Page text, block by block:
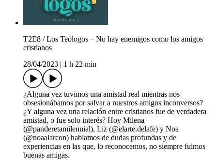
T2E8 / Los Teólogos – No hay enemigos como los amigos
cristianos
28/04/2023
1 h 22 min
¿Alguna vez tuvimos una amistad real mientras nos
obsesionábamos por salvar a nuestros amigos inconversos?
¿Y alguna vez una relación entre cristianos fue de verdadera
amistad, o fue solo interés? Hoy Milena
(@panderetamilennial), Liz (@elarte.delafe) y Noa
(@noaalarcon) hablamos de dudas profundas y de
experiencias en las que, lo reconocemos, no siempre fuimos
buenas amigas.